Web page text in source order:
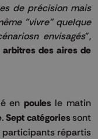
de précision mais
"vivre" quelque
envisagés",
arbitres des aires de
en poulesle matin
. Sept catégories sont
participants répartis